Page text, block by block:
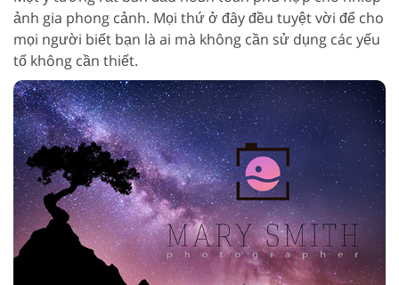
ảnh gia phong cảnh. Mọi thứ ở đây đều tuyệt vời để cho
mọi người biết bạn là ai mà không cần sử dụng các yếu
tố không cần thiết.